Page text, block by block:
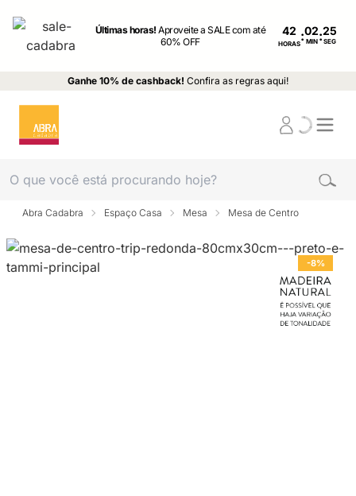
Últimas horas!Aproveite a SALE com até
60% OFF
42
HORAS: MIN : SEG
Ganhe 10% de cashback! Confira as regras aqui!
Abra Cadabra Espaço Casa Mesa Mesa de Centro
-8%